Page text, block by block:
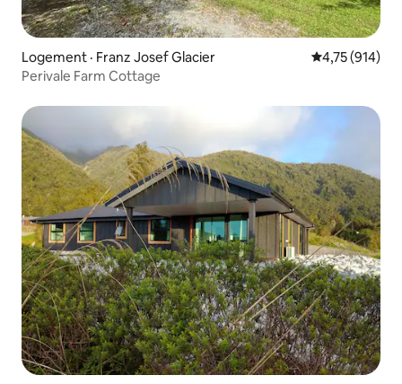
Logement · Franz Josef Glacier Note
4,75 (914)
Perivale Farm Cottage